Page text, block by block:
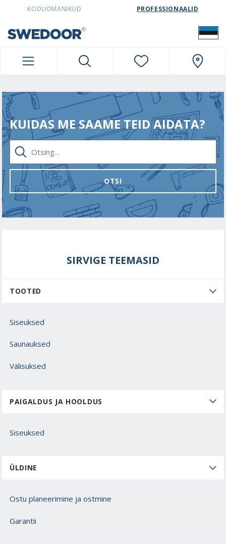
SWEDOORESTONIA NAVIGATION
KODUOMANIKUD PROFESSIONAALID
KUIDAS ME SAAME TEID AIDATA?
OTSING…
OTSI
SIRVIGE TEEMASID
TOOTED
Siseuksed
Saunauksed
Välisuksed
PAIGALDUS JA HOOLDUS
Siseuksed
ÜLDINE
Ostu planeerimine ja ostmine
Garantii